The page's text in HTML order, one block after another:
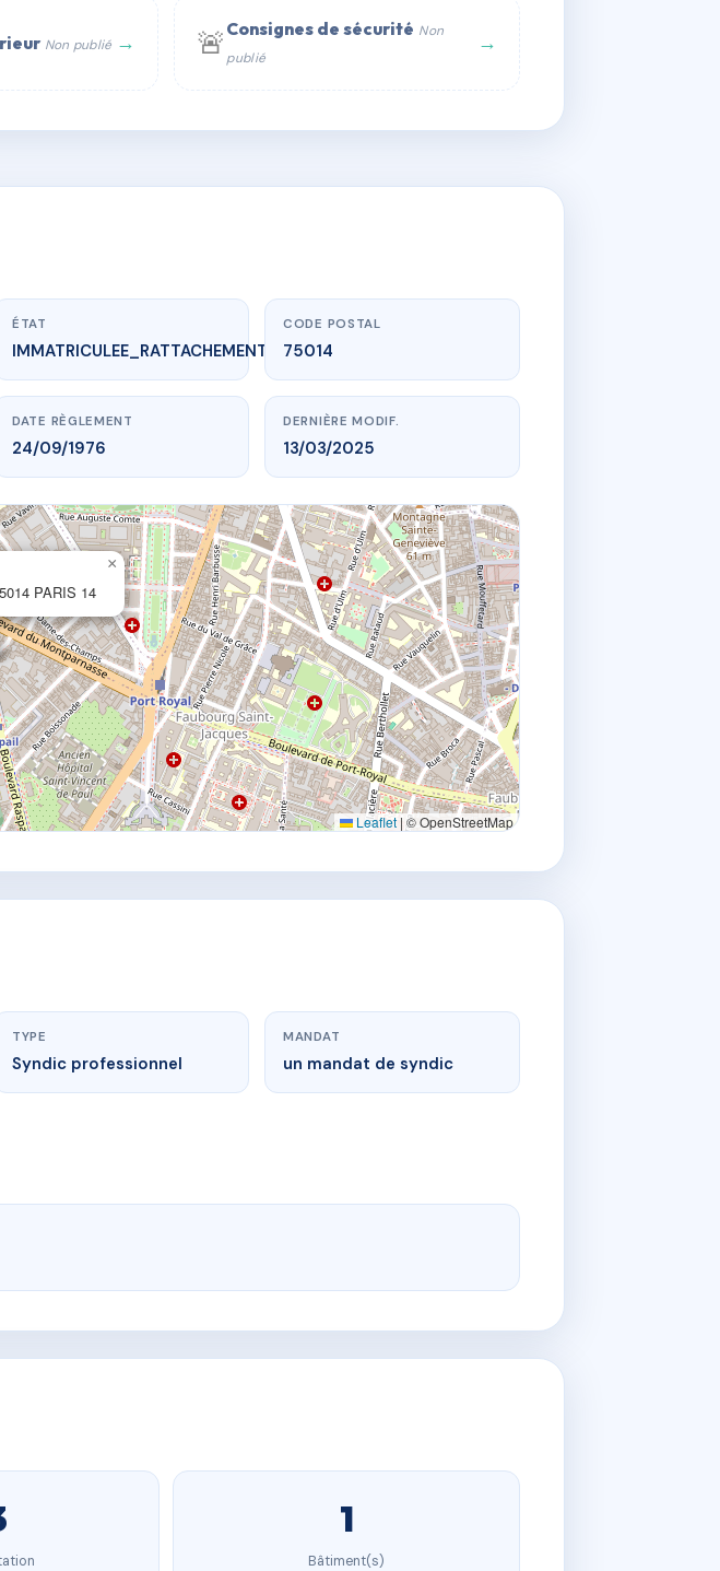
Non publié → 🚨 Consignes de sécurité Non
publié
→
ÉTAT
IMMATRICULEE_RATTACHEMENT_EXPIRE
CODE POSTAL
75014
DATE RÈGLEMENT
24/09/1976
DERNIÈRE MODIF.
13/03/2025
PARIS 14
×
Leaflet |© OpenStreetMap
TYPE
Syndic professionnel
MANDAT
un mandat de syndic
1
Bâtiment(s)